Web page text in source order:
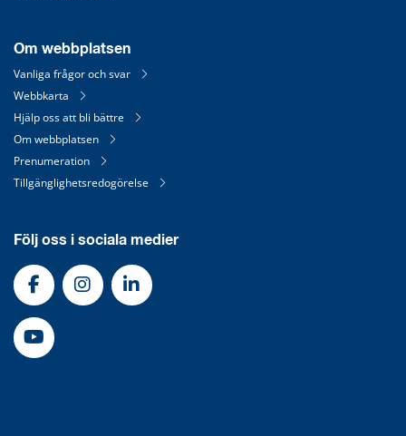
Om webbplatsen
Vanliga frågor och svar
Webbkarta
Hjälp oss att bli bättre
Om webbplatsen
Prenumeration
Tillgänglighetsredogörelse
Följ oss i sociala medier